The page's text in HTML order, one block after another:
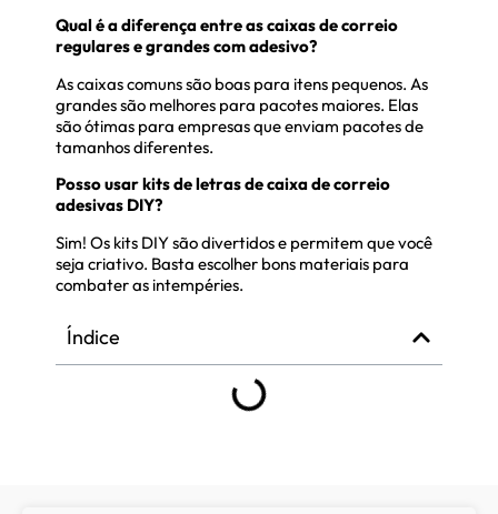
Índice
Qual é a diferença entre as caixas de correio
regulares e grandes com adesivo?
As caixas comuns são boas para itens pequenos. As
grandes são melhores para pacotes maiores. Elas
são ótimas para empresas que enviam pacotes de
tamanhos diferentes.
Posso usar kits de letras de caixa de correio
adesivas DIY?
Sim! Os kits DIY são divertidos e permitem que você
seja criativo. Basta escolher bons materiais para
combater as intempéries.